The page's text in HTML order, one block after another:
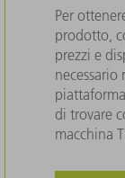
Per
prodotto,
prezzi e
necessario
di trovare
macchina